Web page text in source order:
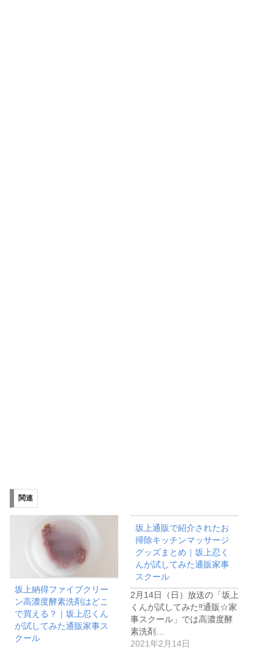
関連
坂上納得ファイブクリー
ン高濃度酵素洗剤はどこ
で買える？｜坂上忍くん
が試してみた通販家事ス
クール
坂上通販で紹介されたお
掃除キッチンマッサージ
グッズまとめ｜坂上忍く
んが試してみた通販家事
スクール
2月14日（日）放送の「坂上
くんが試してみた‼︎通販☆家
事スクール」では高濃度酵
素洗剤…
2021年2月14日